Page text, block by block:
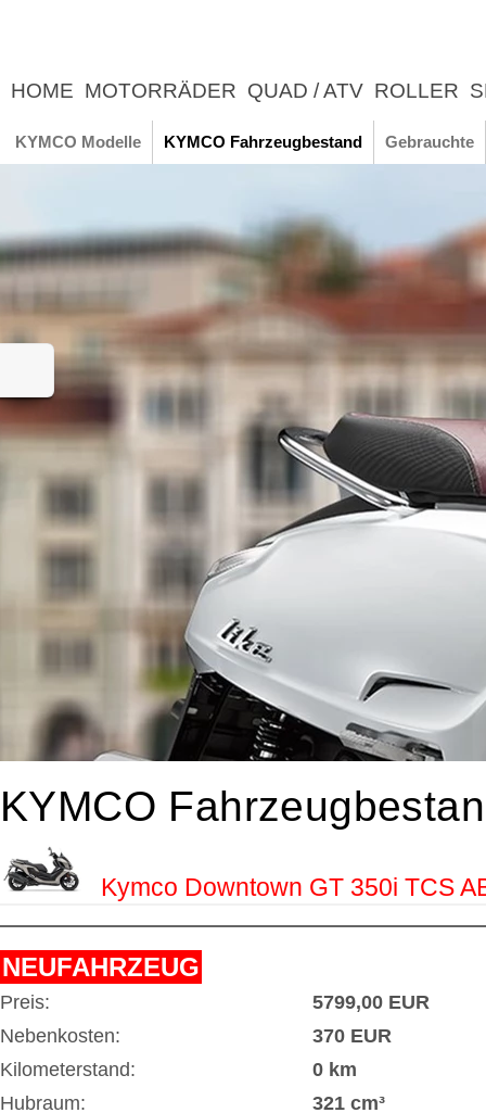
HOME MOTORRÄDER QUAD / ATV ROLLER
UNTERNEHMEN
KYMCO Modelle KYMCO Fahrzeugbestand Gebrauchte
KYMCO
Kymco Downtown GT 350i TCS
NEUFAHRZEUG
Preis:
5799,00 EUR
Nebenkosten:
370 EUR
Kilometerstand:
0 km
Hubraum:
321 cm³